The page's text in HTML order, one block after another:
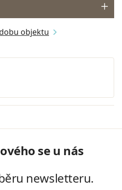
objektu
se u nás
newsletteru.